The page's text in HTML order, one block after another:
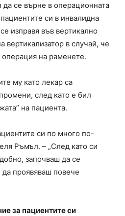
да се върне в операционната
си в инвалидна
изправя във вертикално
в случай, че
на раменете.
му като лекар са
след като е бил
на пациента.
си по много по-
Ръмъл. – „След като си
започваш да се
проявяваш повече
за пациентите си